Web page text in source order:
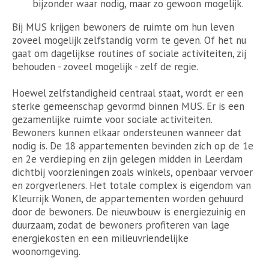
bijzonder waar nodig, maar zo gewoon mogelijk.
Bij MUS krijgen bewoners de ruimte om hun leven
zoveel mogelijk zelfstandig vorm te geven. Of het nu
gaat om dagelijkse routines of sociale activiteiten, zij
behouden - zoveel mogelijk - zelf de regie.
Hoewel zelfstandigheid centraal staat, wordt er een
sterke gemeenschap gevormd binnen MUS. Er is een
gezamenlijke ruimte voor sociale activiteiten.
Bewoners kunnen elkaar ondersteunen wanneer dat
nodig is. De 18 appartementen bevinden zich op de 1e
en 2e verdieping en zijn gelegen midden in Leerdam
dichtbij voorzieningen zoals winkels, openbaar vervoer
en zorgverleners. Het totale complex is eigendom van
Kleurrijk Wonen, de appartementen worden gehuurd
door de bewoners. De nieuwbouw is energiezuinig en
duurzaam, zodat de bewoners profiteren van lage
energiekosten en een milieuvriendelijke
woonomgeving.